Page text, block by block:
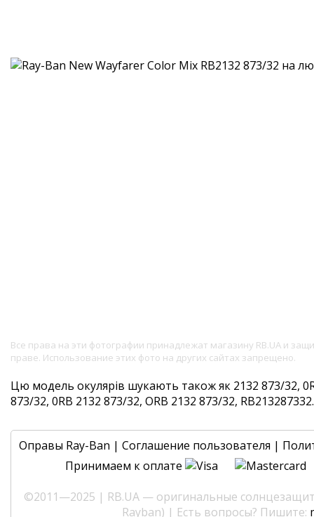
Все права на эти фотографии принадлежат магазину RB.UA и
праве. Использование этих фото на других сайтах запрещено.
Цю модель окулярів шукають також як 2132 873/32,
873/32, 0RB 2132 873/32, ORB 2132 873/32,
Оправы Ray-Ban | Соглашение пользователя |
Принимаем к оплате
©2011—2025 | RB.UA — оригинальные
Rayban) | Есть вопросы? Пишите: